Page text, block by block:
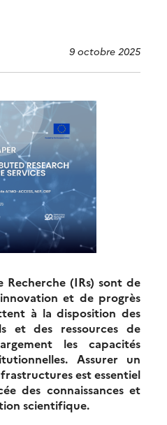
9 octobre 2025
(IRs) sont de
et de progrès
à la disposition des
et des ressources de
les capacités
Assurer un
est essentiel
des connaissances et
scientifique.